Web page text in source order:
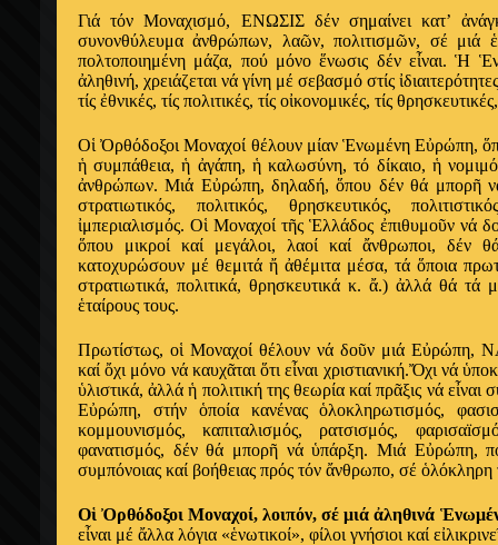
Γιά τόν Μοναχισμό, ΕΝΩΣΙΣ δέν σημαίνει κατ’
συνονθύλευμα ἀνθρώπων, λαῶν, πολιτισμῶν, σέ μιά
πολτοποιημένη μάζα, πού μόνο ἕνωσις δέν εἶναι. Ἡ
ἀληθινή, χρειάζεται νά γίνη μέ σεβασμό στίς
τίς ἐθνικές, τίς πολιτικές, τίς οἰκονομικές, τίς
Οἱ Ὀρθόδοξοι Μοναχοί θέλουν μίαν Ἑνωμένη Εὐρώπη,
ἡ συμπάθεια, ἡ ἀγάπη, ἡ καλωσύνη, τό δίκαιο, ἡ
ἀνθρώπων. Μιά Εὐρώπη, δηλαδή, ὅπου δέν θά μπορῆ νά
στρατιωτικός, πολιτικός, θρησκευτικός,
ἰμπεριαλισμός. Οἱ Μοναχοί τῆς Ἑλλάδος ἐπιθυμοῦν νά
ὅπου μικροί καί μεγάλοι, λαοί καί ἄνθρωποι, δέν
κατοχυρώσουν μέ θεμιτά ἤ ἀθέμιτα μέσα, τά ὅποια
στρατιωτικά, πολιτικά, θρησκευτικά κ. ἄ.) ἀλλά θά τά
ἑταίρους τους.
Πρωτίστως, οἱ Μοναχοί θέλουν νά δοῦν μιά Εὐρώπη,
καί ὄχι μόνο νά καυχᾶται ὅτι εἶναι χριστιανική.Ὄχι νά
ὑλιστικά, ἀλλά ἡ πολιτική της θεωρία καί πρᾶξις νά
Εὐρώπη, στήν ὁποία κανένας ὁλοκληρωτισμός,
κομμουνισμός, καπιταλισμός, ρατσισμός,
φανατισμός, δέν θά μπορῆ νά ὑπάρξη. Μιά Εὐρώπη,
συμπόνοιας καί βοήθειας πρός τόν ἄνθρωπο, σέ ὁλόκληρη
Οἱ Ὀρθόδοξοι Μοναχοί, λοιπόν, σέ μιά ἀληθινά
εἶναι μέ ἄλλα λόγια «ἑνωτικοί», φίλοι γνήσιοι καί